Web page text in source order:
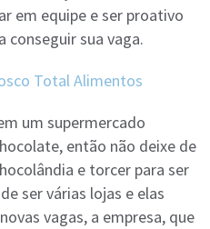
em equipe e ser proativo
conseguir sua vaga.
Total Alimentos
um supermercado
então não deixe de
e torcer para ser
ser várias lojas e elas
vagas, a empresa, que